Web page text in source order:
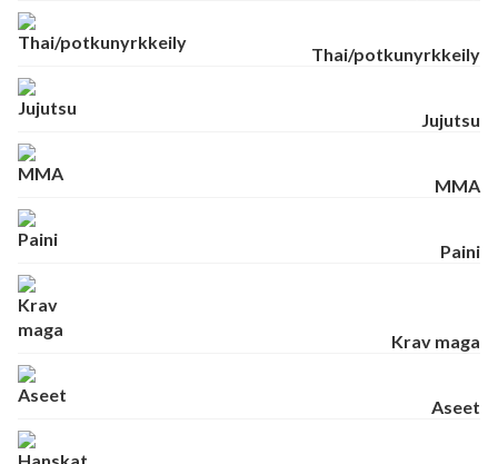
Thai/potkunyrkkeily
Jujutsu
MMA
Paini
Krav maga
Aseet